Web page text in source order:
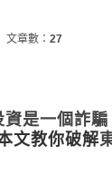
文章數： 27
資是一個詐騙
文教你破解